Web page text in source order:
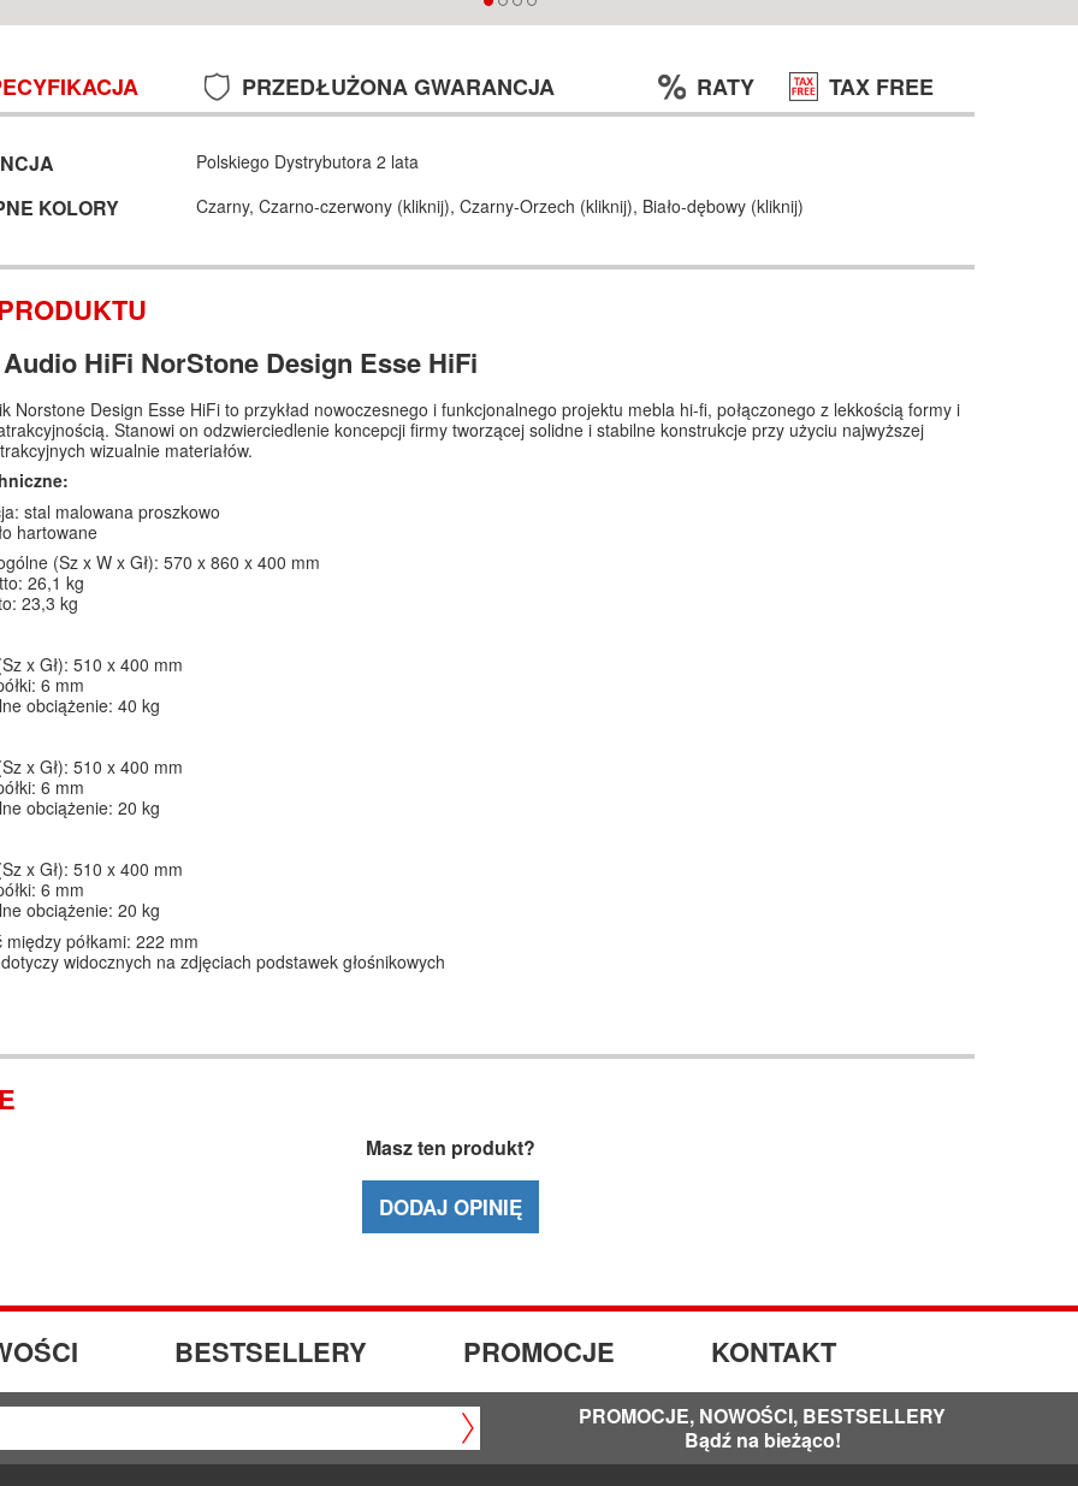
PRZEDŁUŻONA GWARANCJA RATY TAX FREE
Polskiego Dystrybutora 2 lata
KOLORY Czarny, Czarno-czerwony (kliknij), Czarny-Orzech (kliknij), Biało-dębowy (kliknij)
HiFi NorStone Design Esse HiFi
Norstone Design Esse HiFi to przykład nowoczesnego i funkcjonalnego projektu mebla hi-fi, połączonego z lekkością formy i
Stanowi on odzwierciedlenie koncepcji firmy tworzącej solidne i stabilne konstrukcje przy użyciu najwyższej
wizualnie materiałów.
stal malowana proszkowo
hartowane
(Sz x W x Gł): 570 x 860 x 400 mm
26,1 kg
23,3 kg
x Gł): 510 x 400 mm
6 mm
obciążenie: 40 kg
x Gł): 510 x 400 mm
6 mm
obciążenie: 20 kg
x Gł): 510 x 400 mm
6 mm
obciążenie: 20 kg
między półkami: 222 mm
widocznych na zdjęciach podstawek głośnikowych
Masz ten produkt?
DODAJ OPINIĘ
BESTSELLERY PROMOCJE KONTAKT
PROMOCJE, NOWOŚCI, BESTSELLERY
Bądź na bieżąco!